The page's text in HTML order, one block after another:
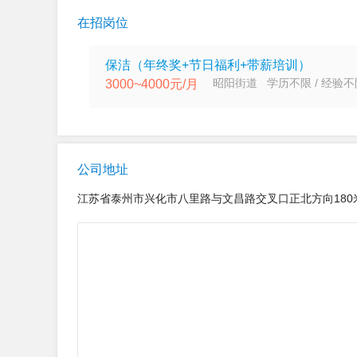
在招岗位
保洁（年终奖+节日福利+带薪培训）
3000~4000元/月 昭阳街道 学历不限 / 经验不
公司地址
江苏省泰州市兴化市八里路与文昌路交叉口正北方向180